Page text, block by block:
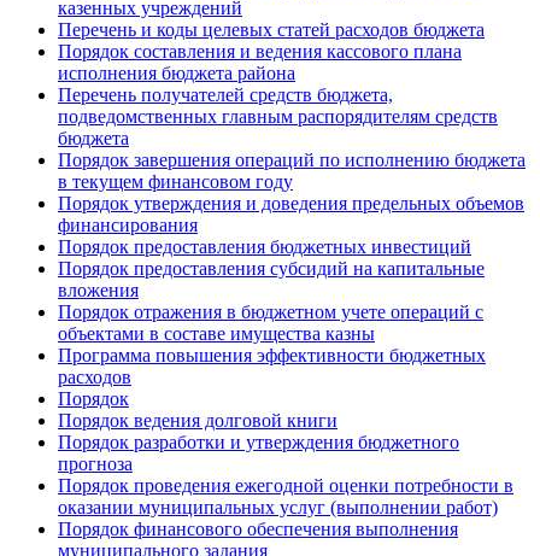
казенных учреждений
Перечень и коды целевых статей расходов бюджета
Порядок составления и ведения кассового плана
исполнения бюджета района
Перечень получателей средств бюджета,
подведомственных главным распорядителям средств
бюджета
Порядок завершения операций по исполнению бюджета
в текущем финансовом году
Порядок утверждения и доведения предельных объемов
финансирования
Порядок предоставления бюджетных инвестиций
Порядок предоставления субсидий на капитальные
вложения
Порядок отражения в бюджетном учете операций с
объектами в составе имущества казны
Программа повышения эффективности бюджетных
расходов
Порядок
Порядок ведения долговой книги
Порядок разработки и утверждения бюджетного
прогноза
Порядок проведения ежегодной оценки потребности в
оказании муниципальных услуг (выполнении работ)
Порядок финансового обеспечения выполнения
муниципального задания